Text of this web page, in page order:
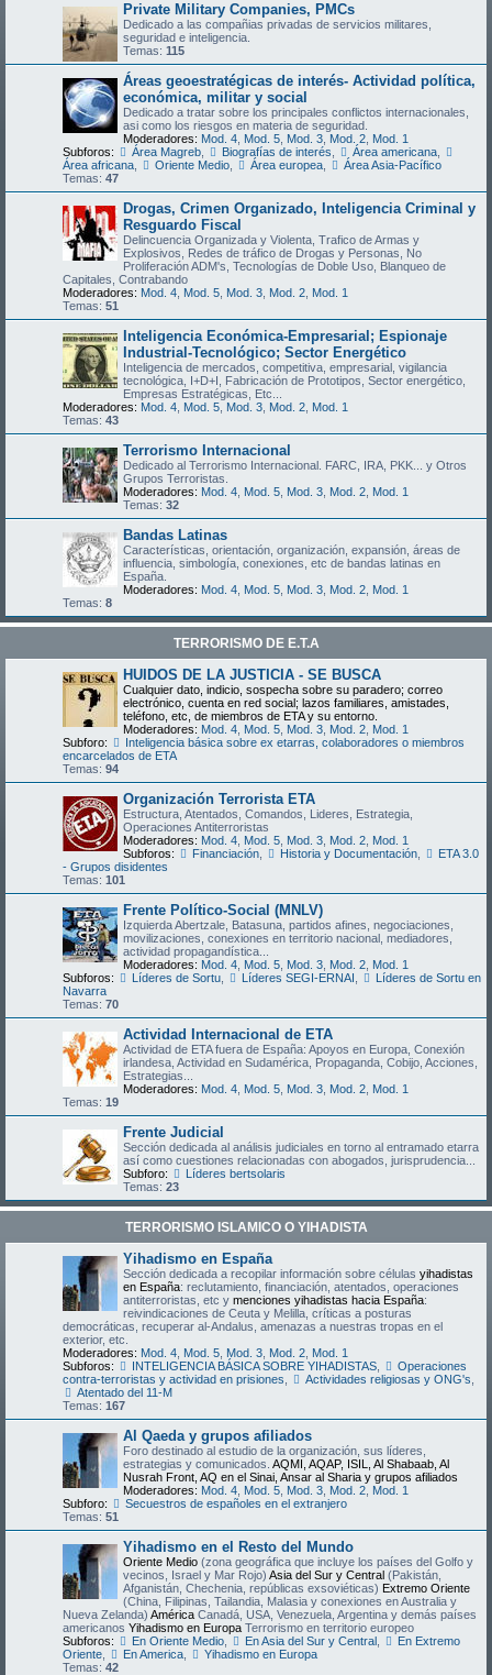
Private Military Companies, PMCs
Dedicado a las compañias privadas de servicios militares,
seguridad e inteligencia.
Temas: 115
Áreas geoestratégicas de interés- Actividad política,
económica, militar y social
Dedicado a tratar sobre los principales conflictos internacionales,
asi como los riesgos en materia de seguridad.
Moderadores: Mod. 4 Mod. 5 Mod. 3 Mod. 2 Mod. 1
Subforos:
Área Magreb, Biografías de interés Área americana,
Área africana
Oriente Medio, Área europea,
Área Asia-Pacífico
Temas: 47
Drogas, Crimen Organizado, Inteligencia Criminal y
Resguardo Fiscal
Delincuencia Organizada y Violenta, Trafico de Armas y
Explosivos, Redes de tráfico de Drogas y Personas, No
Proliferación ADM's, Tecnologías de Doble Uso, Blanqueo de
Capitales, Contrabando
Moderadores: Mod. 4 Mod. 5 Mod. 3 Mod. 2 Mod. 1
Temas: 51
Inteligencia Económica-Empresarial; Espionaje
Industrial-Tecnológico; Sector Energético
Inteligencia de mercados, competitiva, empresarial, vigilancia
tecnológica, I+D+I, Fabricación de Prototipos, Sector energético,
Empresas Estratégicas, Etc...
Moderadores: Mod. 4 Mod. 5 Mod. 3 Mod. 2 Mod. 1
Temas: 43
Terrorismo Internacional
Dedicado al Terrorismo Internacional. FARC, IRA, PKK... y Otros
Grupos Terroristas.
Moderadores: Mod. 4 Mod. 5 Mod. 3 Mod. 2 Mod. 1
Temas: 32
Bandas Latinas
Características, orientación, organización, expansión, áreas de
influencia, simbología, conexiones, etc de bandas latinas en
España.
Moderadores: Mod. 4 Mod. 5 Mod. 3 Mod. 2 Mod. 1
Temas: 8
TERRORISMO DE E.T.A
HUIDOS DE LA JUSTICIA - SE BUSCA
Cualquier dato, indicio, sospecha sobre su paradero; correo
electrónico, cuenta en red social; lazos familiares, amistades,
teléfono, etc, de miembros de ETA y su entorno.
Moderadores: Mod. 4 Mod. 5 Mod. 3 Mod. 2 Mod. 1
Subforo:
Inteligencia básica sobre ex etarras, colaboradores o miembros
encarcelados de ETA
Temas: 94
Organización Terrorista ETA
Estructura, Atentados, Comandos, Lideres, Estrategia,
Operaciones Antiterroristas
Moderadores: Mod. 4 Mod. 5 Mod. 3 Mod. 2 Mod. 1
Subforos:
Financiación, Historia y Documentación,
ETA 3.0
- Grupos disidentes
Temas: 101
Frente Político-Social (MNLV)
Izquierda Abertzale, Batasuna, partidos afines, negociaciones,
movilizaciones, conexiones en territorio nacional, mediadores,
actividad propagandística...
Moderadores: Mod. 4 Mod. 5 Mod. 3 Mod. 2 Mod. 1
Subforos:
Líderes de Sortu, Líderes SEGI-ERNAI
Líderes de Sortu en
Navarra
Temas: 70
Actividad Internacional de ETA
Actividad de ETA fuera de España: Apoyos en Europa, Conexión
irlandesa, Actividad en Sudamérica, Propaganda, Cobijo, Acciones,
Estrategias...
Moderadores: Mod. 4 Mod. 5 Mod. 3 Mod. 2 Mod. 1
Temas: 19
Frente Judicial
Sección dedicada al análisis judiciales en torno al entramado etarra
así como cuestiones relacionadas con abogados, jurisprudencia...
Subforo:
Líderes bertsolaris
Temas: 23
TERRORISMO ISLAMICO O YIHADISTA
Yihadismo en España
Sección dedicada a recopilar información sobre células yihadistas
en España: reclutamiento, financiación, atentados, operaciones
antiterroristas, etc y menciones yihadistas hacia España:
reivindicaciones de Ceuta y Melilla, críticas a posturas
democráticas, recuperar al-Andalus, amenazas a nuestras tropas en el
exterior, etc.
Moderadores: Mod. 4 Mod. 5 Mod. 3 Mod. 2 Mod. 1
Subforos:
INTELIGENCIA BÁSICA SOBRE YIHADISTAS,
Operaciones
contra-terroristas y actividad en prisiones
Actividades religiosas y ONG's
Atentado del 11-M
Temas: 167
Al Qaeda y grupos afiliados
Foro destinado al estudio de la organización, sus líderes,
estrategias y comunicados. AQMI, AQAP, ISIL, Al Shabaab, Al
Nusrah Front, AQ en el Sinai, Ansar al Sharia y grupos afiliados
Moderadores: Mod. 4 Mod. 5 Mod. 3 Mod. 2 Mod. 1
Subforo:
Secuestros de españoles en el extranjero
Temas: 51
Yihadismo en el Resto del Mundo
Oriente Medio (zona geográfica que incluye los países del Golfo y
vecinos, Israel y Mar Rojo) Asia del Sur y Central (Pakistán,
Afganistán, Chechenia, repúblicas exsoviéticas) Extremo Oriente
(China, Filipinas, Tailandia, Malasia y conexiones en Australia y
Nueva Zelanda) América Canadá, USA, Venezuela, Argentina y demás países
americanos Yihadismo en Europa Terrorismo en territorio europeo
Subforos:
En Oriente Medio, En Asia del Sur y Central,
En Extremo
Oriente
En America,
Yihadismo en Europa
Temas: 42